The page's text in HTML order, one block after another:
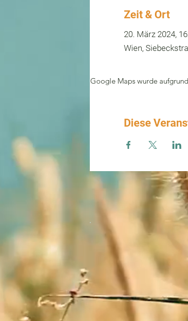
Zeit & Ort
20. März 2024,
Wien,
Google Maps wurde
Diese